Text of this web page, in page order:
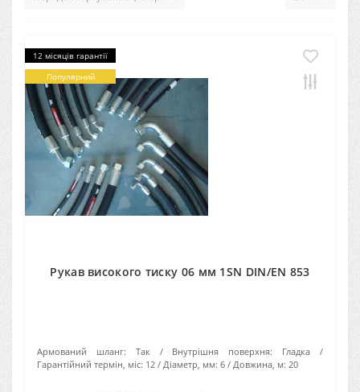
12 місяців гарантії
Популярний
Рукав високого тиску 06 мм 1SN DIN/EN 853
Армований шланг: Так Внутрішня поверхня:
Гладка
Гарантійний термін, міс: 12 Діаметр, мм: 6 Довжина, м: 20